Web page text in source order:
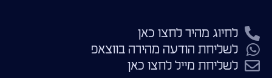
לחיוג מהיר לחצו כאן
לשליחת הודעה מהירה בווצאפ
לשליחת מייל לחצו כאן